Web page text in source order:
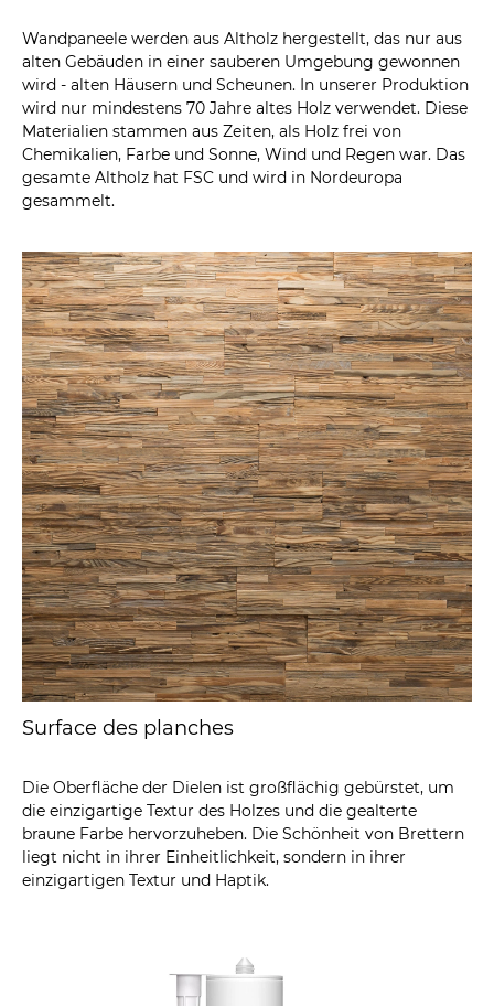
Wandpaneele werden aus Altholz hergestellt, das nur aus
alten Gebäuden in einer sauberen Umgebung gewonnen
wird - alten Häusern und Scheunen. In unserer Produktion
wird nur mindestens 70 Jahre altes Holz verwendet. Diese
Materialien stammen aus Zeiten, als Holz frei von
Chemikalien, Farbe und Sonne, Wind und Regen war. Das
gesamte Altholz hat FSC und wird in Nordeuropa
gesammelt.
Surface des planches
Die Oberfläche der Dielen ist großflächig gebürstet, um
die einzigartige Textur des Holzes und die gealterte
braune Farbe hervorzuheben. Die Schönheit von Brettern
liegt nicht in ihrer Einheitlichkeit, sondern in ihrer
einzigartigen Textur und Haptik.